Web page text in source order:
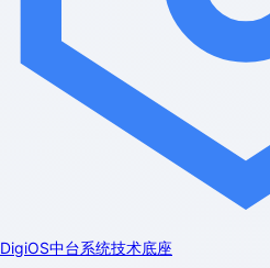
DigiOS中台系统技术底座